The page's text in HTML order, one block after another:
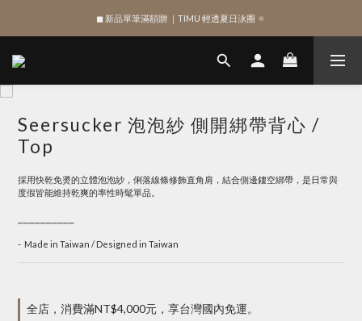
綁定 LINE 註冊新會員，獲得 $100 購物金
◼︎ 新品單筆滿額贈 ｜TIMU 輕透夏日泳圈 🔅
綁定 LINE 註冊新會員，獲得 $100 購物金
Seersucker 泡泡紗 側開綁帶背心 /
Top
採用快乾免燙的立體泡泡紗，俐落線條修飾直角肩，結合側邊鏤空綁帶，是日常與
度假皆能維持乾爽的率性時髦單品。
-  Made in Taiwan / Designed in Taiwan
全店，消費滿NT$4,000元，享台灣國內免運。